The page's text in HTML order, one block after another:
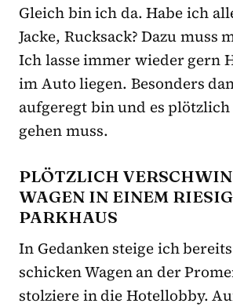
Gleich bin ich da. Habe ich
Jacke, Rucksack? Dazu muss
Ich lasse immer wieder gern
im Auto liegen. Besonders
aufgeregt bin und es
gehen muss.
PLÖTZLICH
WAGEN IN EINEM
PARKHAUS
In Gedanken steige ich
schicken Wagen an der
stolziere in die Hotellobby.